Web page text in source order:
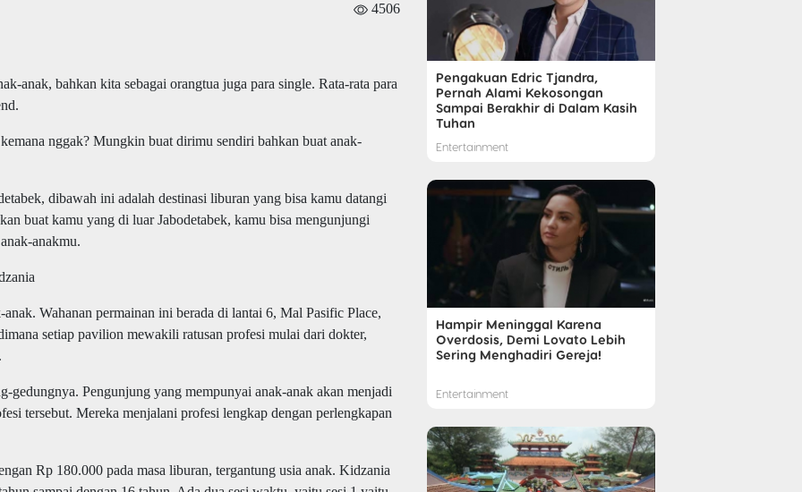
4506
anak, bahkan kita sebagai orangtua juga para single. Rata-rata para
nggak? Mungkin buat dirimu sendiri bahkan buat anak-
dibawah ini adalah destinasi liburan yang bisa kamu datangi
buat kamu yang di luar Jabodetabek, kamu bisa mengunjungi
anakmu.
Wahanan permainan ini berada di lantai 6, Mal Pasific Place,
setiap pavilion mewakili ratusan profesi mulai dari dokter,
gedungnya. Pengunjung yang mempunyai anak-anak akan menjadi
tersebut. Mereka menjalani profesi lengkap dengan perlengkapan
Rp 180.000 pada masa liburan, tergantung usia anak. Kidzania
Pengakuan Edric Tjandra,
Pernah Alami Kekosongan
Sampai Berakhir di Dalam Kasih
Tuhan
Entertainment
Hampir Meninggal Karena
Overdosis, Demi Lovato Lebih
Sering Menghadiri Gereja!
Entertainment